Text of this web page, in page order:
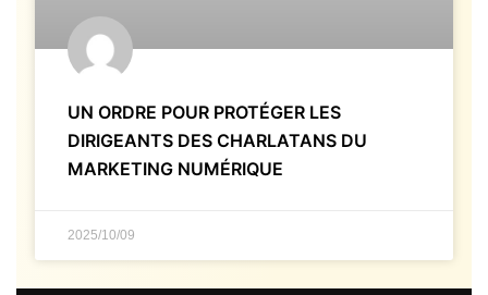
UN ORDRE POUR PROTÉGER LES
DIRIGEANTS DES CHARLATANS DU
MARKETING NUMÉRIQUE
2025/10/09